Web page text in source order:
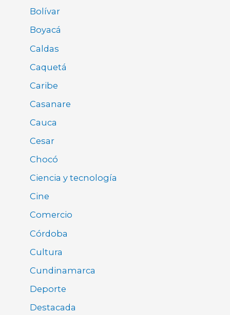
Bolívar
Boyacá
Caldas
Caquetá
Caribe
Casanare
Cauca
Cesar
Chocó
Ciencia y tecnología
Cine
Comercio
Córdoba
Cultura
Cundinamarca
Deporte
Destacada